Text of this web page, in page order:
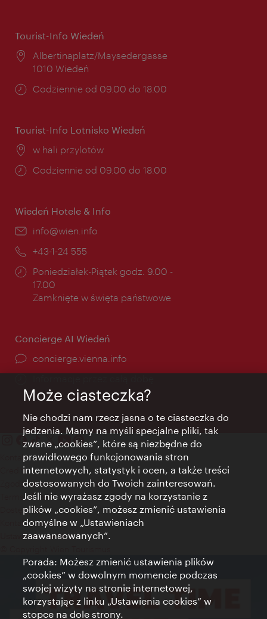
Tourist-Info Wiedeń
Miejsce:
Albertinaplatz/Maysedergasse
1010 Wiedeń
Godziny
Codziennie od 09.00 do 18.00
Tourist-Info Lotnisko Wiedeń
Miejsce:
w hali przylotów
Godziny
Codziennie od 09.00 do 18.00
Wiedeń Hotele & Info
E-
info@wien.info
Telefon:
+43-1-24 555
Godziny
otwarcia:
Poniedziałek-Piątek godz. 9.00 -
17.00
Zamknięte w święta państwowe
Concierge AI Wiedeń
concierge.vienna.info
Kontakt
Credits
Zgoda na przetwarzanie danych osobowych
Terms of Use
Dostępność
Kontakt prasowy
Ustawienia cookies
Może ciasteczka?
Nie chodzi nam rzecz jasna o te ciasteczka do
jedzenia. Mamy na myśli specjalne pliki, tak
zwane „cookies”, które są niezbędne do
prawidłowego funkcjonowania stron
internetowych, statystyk i ocen, a także treści
dostosowanych do Twoich zainteresowań.
Jeśli nie wyrażasz zgody na korzystanie z
plików „cookies”, możesz zmienić ustawienia
domyślne w „Ustawieniach
zaawansowanych”.
Porada: Możesz zmienić ustawienia plików
„cookies” w dowolnym momencie podczas
swojej wizyty na stronie internetowej,
korzystając z linku „Ustawienia cookies” w
stopce na dole strony.